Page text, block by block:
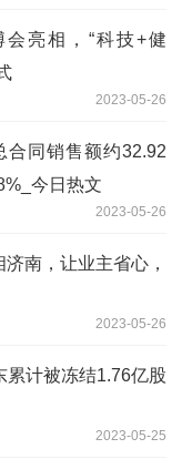
亮相，“科技+健
2023-05-26
同销售额约32.92
今日热文
2023-05-26
南，让业主省心，
2023-05-26
累计被冻结1.76亿股
2023-05-25